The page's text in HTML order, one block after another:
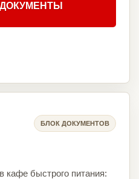
БЛОК ДОКУМЕНТОВ
кафе быстрого питания: